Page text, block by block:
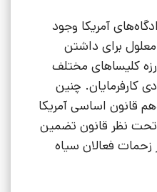
آمریکا وجود
معلول برای داشتن
کلیساهای مختلف
کارفرمایان. چنین
قانون اساسی آمریکا
تحت نظر قانون تضمین
فعالان سیاه